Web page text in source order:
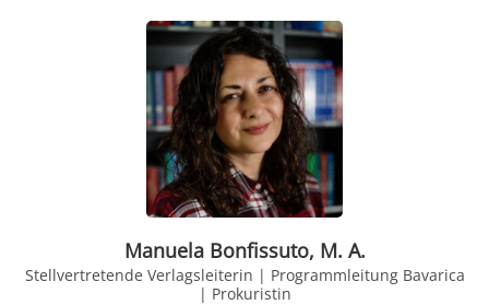
Manuela Bonfissuto, M. A.
Stellvertretende Verlagsleiterin | Programmleitung Bavarica
| Prokuristin